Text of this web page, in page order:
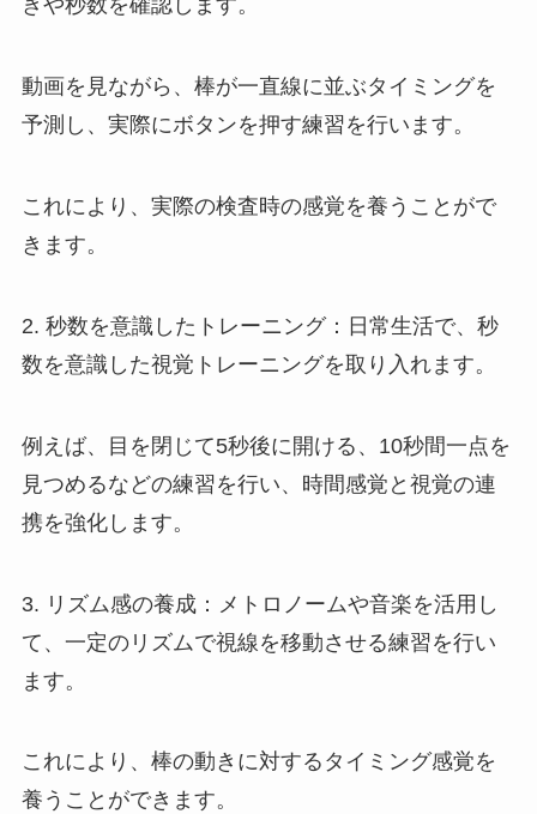
きや秒数を確認します。
動画を見ながら、棒が一直線に並ぶタイミングを
予測し、実際にボタンを押す練習を行います。
これにより、実際の検査時の感覚を養うことがで
きます。
2. 秒数を意識したトレーニング：日常生活で、秒
数を意識した視覚トレーニングを取り入れます。
例えば、目を閉じて5秒後に開ける、10秒間一点を
見つめるなどの練習を行い、時間感覚と視覚の連
携を強化します。
3. リズム感の養成：メトロノームや音楽を活用し
て、一定のリズムで視線を移動させる練習を行い
ます。
これにより、棒の動きに対するタイミング感覚を
養うことができます。